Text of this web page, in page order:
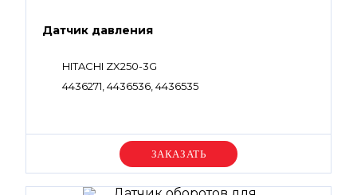
Датчик давления
HITACHI ZX250-3G
4436271, 4436536, 4436535
Уточняйте цену